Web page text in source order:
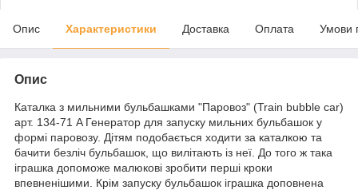
Опис Характеристики Доставка Оплата Умови
Опис
Каталка з мильними бульбашками "Паровоз" (Train bubble car)
арт. 134-71 A Генератор для запуску мильних бульбашок у
формі паровозу. Дітям подобається ходити за каталкою та
бачити безліч бульбашок, що вилітають із неї. До того ж така
іграшка допоможе малюкові зробити перші кроки
впевненішими. Крім запуску бульбашок іграшка доповнена